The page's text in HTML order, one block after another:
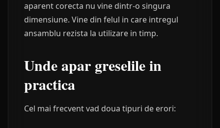
aparent corecta nu vine dintr-o singura
dimensiune. Vine din felul in care intregul
ansamblu rezista la utilizare in timp.
Unde apar greselile in
practica
Cel mai frecvent vad doua tipuri de erori: